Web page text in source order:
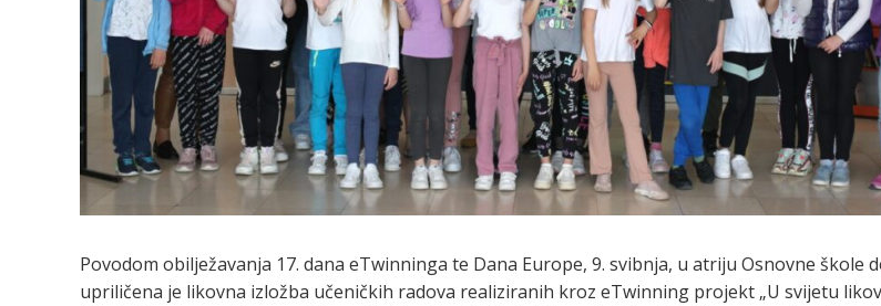
Povodom obilježavanja 17. dana eTwinninga te Dana Europe, 9. svibnja, u atriju Osnovne škole
upriličena je likovna izložba učeničkih radova realiziranih kroz eTwinning projekt „U svijetu